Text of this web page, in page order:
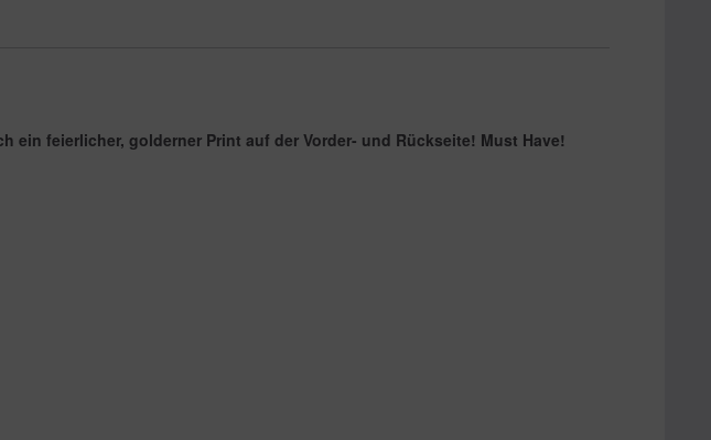
ein feierlicher, golderner Print auf der Vorder- und Rückseite! Must Have!